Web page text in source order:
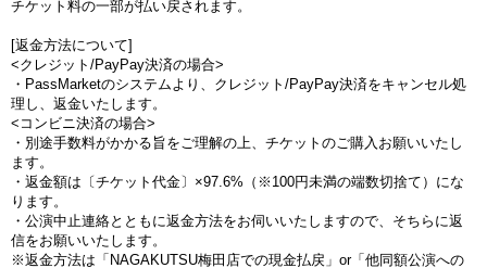
チケット料の一部が払い戻されます。
[返金方法について]
<クレジット/PayPay決済の場合>
・PassMarketのシステムより、クレジット/PayPay決済をキャンセル処
理し、返金いたします。
<コンビニ決済の場合>
・別途手数料がかかる旨をご理解の上、チケットのご購入お願いいたし
ます。
・返金額は〔チケット代金〕×97.6%（※100円未満の端数切捨て）にな
ります。
・公演中止連絡とともに返金方法をお伺いいたしますので、そちらに返
信をお願いいたします。
※返金方法は「NAGAKUTSU梅田店での現金払戻」or「他同額公演への